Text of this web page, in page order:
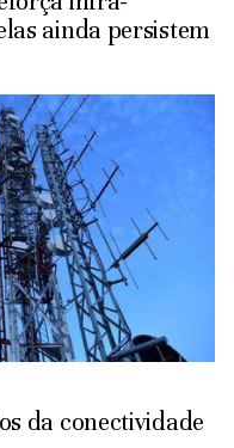
ainda persistem
da conectividade